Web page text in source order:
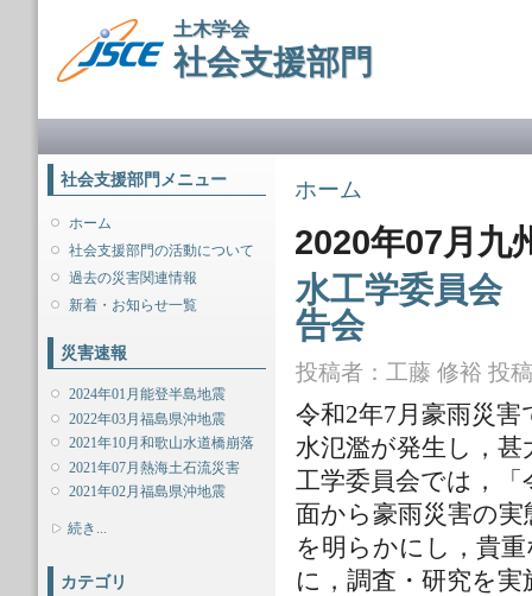
動
土木学会
社会支援部門
社会支援部門メニュー
ホーム
社会支援部門の活動について
過去の災害関連情報
新着・お知らせ一覧
災害速報
2024年01月能登半島地震
2022年03月福島県沖地震
2021年10月和歌山水道橋崩落
2021年07月熱海土石流災害
2021年02月福島県沖地震
表示
続き...
カテゴリ
現在地
ホーム
2020年07月九
水工学委員会
告会
投稿者： 工藤 修裕 投
令和2年7月豪雨災
水氾濫が発生し，
工学委員会では，「
面から豪雨災害の
を明らかにし，貴
に，調査・研究を